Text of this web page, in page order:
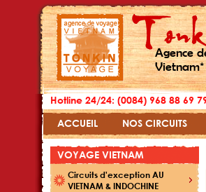
Agence
Vietnam*
Hotline 24/24: (0084) 968 88 69
ACCUEIL
NOS CIRCUITS
VOYAGE VIETNAM
Circuits d'exception AU
VIETNAM & INDOCHINE